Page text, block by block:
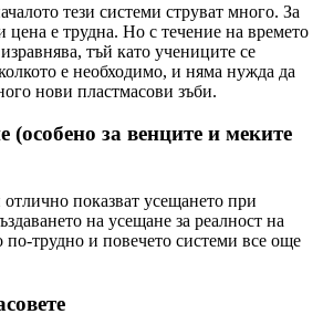
тези системи струват много. За
цена е трудна. Но с течение на времето
тъй като учениците се
е необходимо, и няма нужда да
нови пластмасови зъби.
(особено за венците и меките
показват усещането при
на усещане за реалност на
трудно и повечето системи все още